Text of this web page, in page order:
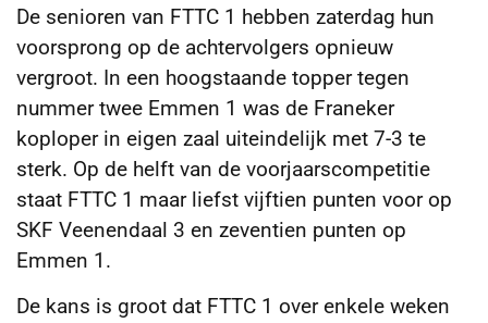
De senioren van FTTC 1 hebben zaterdag hun
voorsprong op de achtervolgers opnieuw
vergroot. In een hoogstaande topper tegen
nummer twee Emmen 1 was de Franeker
koploper in eigen zaal uiteindelijk met 7-3 te
sterk. Op de helft van de voorjaarscompetitie
staat FTTC 1 maar liefst vijftien punten voor op
SKF Veenendaal 3 en zeventien punten op
Emmen 1.
De kans is groot dat FTTC 1 over enkele weken